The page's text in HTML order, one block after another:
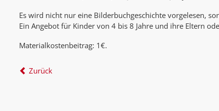
Es wird nicht nur eine Bilderbuchgeschichte vorgelesen,
Ein Angebot für Kinder von 4 bis 8 Jahre und ihre Eltern
Materialkostenbeitrag: 1€.
Zurück